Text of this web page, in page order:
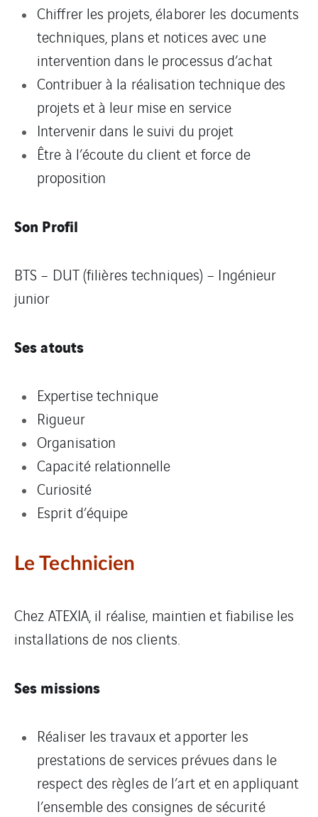
Chiffrer les projets, élaborer les documents
techniques, plans et notices avec une
intervention dans le processus d’achat
Contribuer à la réalisation technique des
projets et à leur mise en service
Intervenir dans le suivi du projet
Être à l’écoute du client et force de
proposition
Son Profil
BTS – DUT (filières techniques) – Ingénieur
junior
Ses atouts
Expertise technique
Rigueur
Organisation
Capacité relationnelle
Curiosité
Esprit d’équipe
Le Technicien
Chez ATEXIA, il réalise, maintien et fiabilise les
installations de nos clients.
Ses missions
Réaliser les travaux et apporter les
prestations de services prévues dans le
respect des règles de l’art et en appliquant
l’ensemble des consignes de sécurité